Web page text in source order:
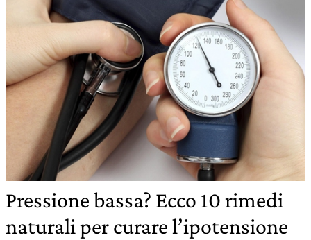
Pressione bassa? Ecco 10 rimedi
naturali per curare l’ipotensione